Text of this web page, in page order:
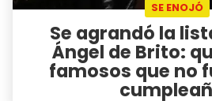
SE ENOJÓ
Se agrandó la
Ángel de Brito:
famosos que no